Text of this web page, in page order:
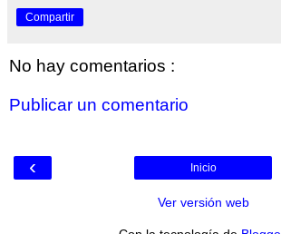
Compartir
No hay comentarios :
Publicar un comentario
‹ Inicio
Ver versión web